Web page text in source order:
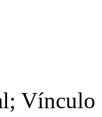
Vínculo